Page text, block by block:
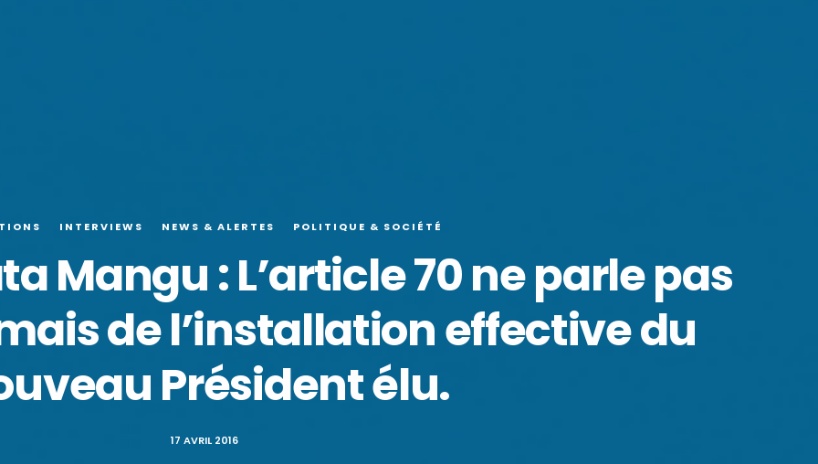
INTERVIEWS NEWS & ALERTES POLITIQUE & SOCIÉTÉ
Mangu : L’article 70 ne parle pas
de l’installation effective du
Président élu.
17 AVRIL 2016